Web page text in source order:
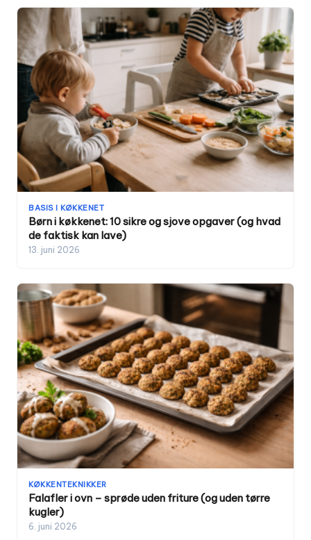
BASIS I KØKKENET
Børn i køkkenet: 10 sikre og sjove opgaver (og hvad
de faktisk kan lave)
13. juni 2026
KØKKENTEKNIKKER
Falafler i ovn – sprøde uden friture (og uden tørre
kugler)
6. juni 2026